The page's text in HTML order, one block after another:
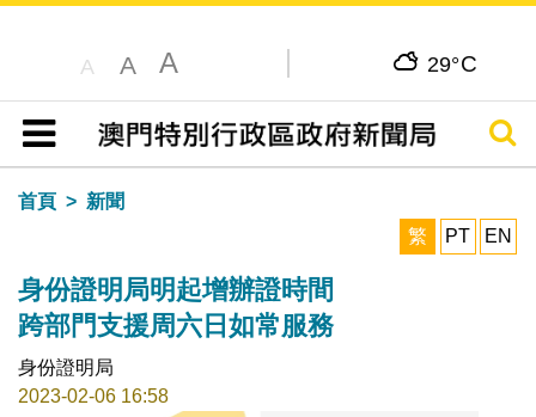
A A A 29°C
目錄
搜尋
首頁
新聞
繁
PT EN
身份證明局明起增辦證時間
跨部門支援周六日如常服務
身份證明局
2023-02-06 16:58